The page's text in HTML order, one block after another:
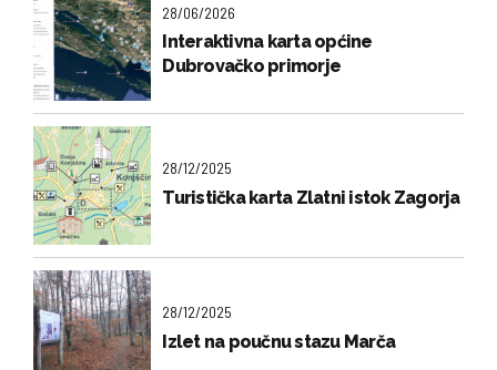
28/06/2026
Interaktivna karta općine
Dubrovačko primorje
28/12/2025
Turistička karta Zlatni istok Zagorja
28/12/2025
Izlet na poučnu stazu Marča